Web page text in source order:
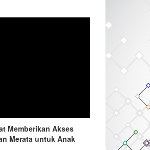
Memberikan Akses
Merata untuk Anak